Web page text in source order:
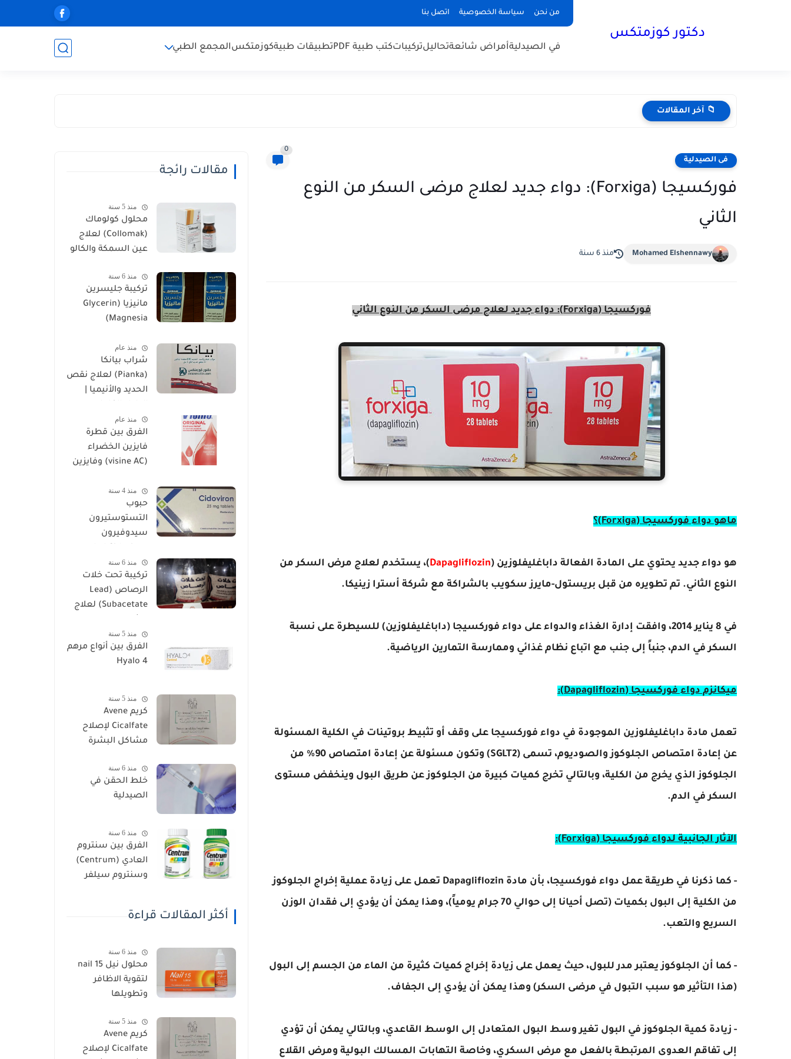
من نحن سياسة الخصوصية اتصل بنا
دكتور كوزمتكس
في الصيدليةأمراض شائعةتحاليلتركيباتكتب طبية PDF تطبيقات طبيةكوزمتكسالمجمع الطبي
📁 آخر المقالات
فى الصيدلية
0
فوركسيجا (Forxiga): دواء جديد لعلاج مرضى السكر من النوع
الثاني
Mohamed Elshennawy منذ 6 سنة
فوركسيجا (Forxiga): دواء جديد لعلاج مرضى السكر من النوع الثاني
ماهو دواء فوركسيجا (Forxiga)؟
هو دواء جديد يحتوي على المادة الفعالة داباغليفلوزين (Dapagliflozin)، يستخدم لعلاج مرض السكر من
النوع الثاني. تم تطويره من قبل بريستول-مايرز سكويب بالشراكة مع شركة أسترا زينيكا.
في 8 يناير 2014، وافقت إدارة الغذاء والدواء على دواء فوركسيجا (داباغليفلوزين) للسيطرة على نسبة
السكر في الدم، جنباً إلى جنب مع اتباع نظام غذائي وممارسة التمارين الرياضية.
ميكانزم دواء فوركسيجا (Dapagliflozin):
تعمل مادة داباغليفلوزين الموجودة في دواء فوركسيجا على وقف أو تثبيط بروتينات في الكلية المسئولة
عن إعادة امتصاص الجلوكوز والصوديوم، تسمى (SGLT2) وتكون مسئولة عن إعادة امتصاص 90% من
الجلوكوز الذي يخرج من الكلية، وبالتالي تخرج كميات كبيرة من الجلوكوز عن طريق البول وينخفض مستوى
السكر في الدم.
الآثار الجانبية لدواء فوركسيجا (Forxiga):
- كما ذكرنا في طريقة عمل دواء فوركسيجا، بأن مادة Dapagliflozin تعمل على زيادة عملية إخراج الجلوكوز
من الكلية إلى البول بكميات (تصل أحيانا إلى حوالي 70 جرام يومياً)، وهذا يمكن أن يؤدي إلى فقدان الوزن
السريع والتعب.
- كما أن الجلوكوز يعتبر مدر للبول، حيث يعمل على زيادة إخراج كميات كثيرة من الماء من الجسم إلى البول
(هذا التأثير هو سبب التبول في مرضى السكر) وهذا يمكن أن يؤدي إلى الجفاف.
- زيادة كمية الجلوكوز في البول تغير وسط البول المتعادل إلى الوسط القاعدي، وبالتالي يمكن أن تؤدي
إلى تفاقم العدوى المرتبطة بالفعل مع مرض السكري، وخاصة التهابات المسالك البولية ومرض القلاع
مقالات رائجة
منذ 5 سنة
محلول كولوماك
(Collomak) لعلاج
عين السمكة والكالو
منذ 6 سنة
تركيبة جليسرين
مانيزيا (Glycerin
Magnesia)
منذ عام
شراب بيانكا
(Pianka) لعلاج نقص
الحديد والأنيميا |
منذ عام
الفرق بين قطرة
فايزين الخضراء
(visine AC) وفايزين
original)
منذ 4 سنة
حبوب
التستوستيرون
سيدوفيرون
العقم
منذ 6 سنة
تركيبة تحت خلات
الرصاص (Lead
Subacetate) لعلاج
البواسير
منذ 5 سنة
الفرق بين أنواع مرهم
Hyalo 4
منذ 5 سنة
كريم Avene
Cicalfate لإصلاح
مشاكل البشرة
منذ 6 سنة
خلط الحقن في
الصيدلية
منذ 6 سنة
الفرق بين سنتروم
العادي (Centrum)
وسنتروم سيلفر
أكثر المقالات قراءة
منذ 6 سنة
محلول نيل nail 15
لتقوية الاظافر
وتطويلها
منذ 5 سنة
كريم Avene
Cicalfate لإصلاح